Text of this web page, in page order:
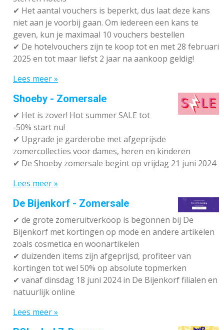
✔ Het aantal vouchers is beperkt, dus laat deze kans
niet aan je voorbij gaan. Om iedereen een kans te
geven, kun je maximaal 10 vouchers bestellen
✔ De hotelvouchers zijn te koop tot en met 28 februari
2025 en tot maar liefst 2 jaar na aankoop geldig!
Lees meer »
Shoeby - Zomersale
✔ Het is zover! Hot summer SALE tot
-50% start nu!
✔ Upgrade je garderobe met afgeprijsde
zomercollecties voor dames, heren en kinderen
✔ De Shoeby zomersale begint op vrijdag 21 juni 2024
Lees meer »
De Bijenkorf - Zomersale
✔ de grote zomeruitverkoop is begonnen bij De
Bijenkorf met kortingen op mode en andere artikelen
zoals cosmetica en woonartikelen
✔ duizenden items zijn afgeprijsd, profiteer van
kortingen tot wel 50% op absolute topmerken
✔ vanaf dinsdag 18 juni 2024 in De Bijenkorf filialen en
natuurlijk online
Lees meer »